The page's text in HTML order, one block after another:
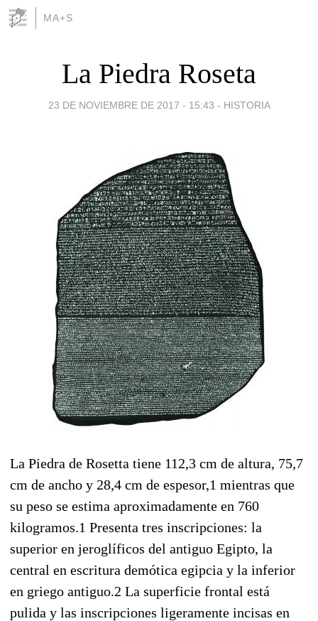
MA+S
La Piedra Roseta
23 DE NOVIEMBRE DE 2017 - 15:43 - HISTORIA
La Piedra de Rosetta tiene 112,3 cm de altura, 75,7
cm de ancho y 28,4 cm de espesor,1​ mientras que
su peso se estima aproximadamente en 760
kilogramos.1​ Presenta tres inscripciones: la
superior en jeroglíficos del antiguo Egipto, la
central en escritura demótica egipcia y la inferior
en griego antiguo.2​ La superficie frontal está
pulida y las inscripciones ligeramente incisas en